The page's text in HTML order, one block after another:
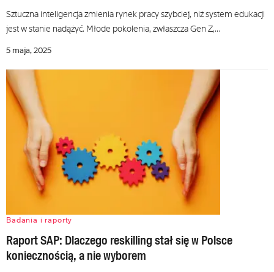
Sztuczna inteligencja zmienia rynek pracy szybciej, niż system edukacji
jest w stanie nadążyć. Młode pokolenia, zwłaszcza Gen Z,…
5 maja, 2025
Badania i raporty
Raport SAP: Dlaczego reskilling stał się w Polsce
koniecznością, a nie wyborem